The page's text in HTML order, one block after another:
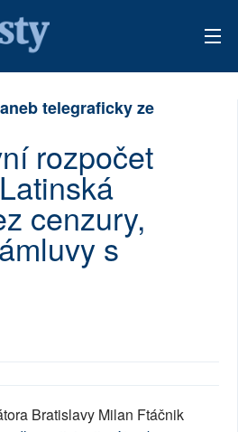
telegraficky ze
rozpočet
cenzury,
s
Bratislavy Milan Ftáčnik